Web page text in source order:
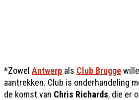
*Zowel Antwerp als Club Brugge
aantrekken. Club is onderhandeling
de komst van Chris Richards, die er